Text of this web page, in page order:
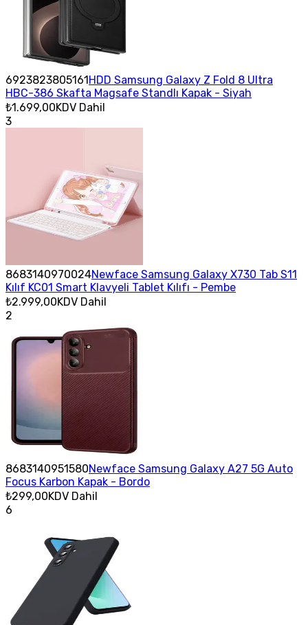
6923823805161HDD Samsung Galaxy Z Fold 8 Ultra
HBC-386 Skafta Magsafe Standlı Kapak - Siyah
₺1.699,00KDV Dahil
3
8683140970024Newface Samsung Galaxy X730 Tab S11
Kılıf KC01 Smart Klavyeli Tablet Kılıfı - Pembe
₺2.999,00KDV Dahil
2
8683140951580Newface Samsung Galaxy A27 5G Auto
Focus Karbon Kapak - Bordo
₺299,00KDV Dahil
6